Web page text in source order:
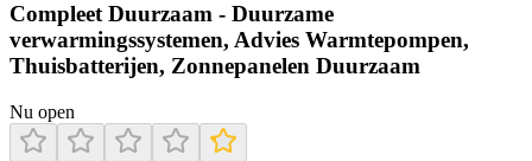
Compleet Duurzaam - Duurzame
verwarmingssystemen, Advies Warmtepompen,
Thuisbatterijen, Zonnepanelen Duurzaam
Nu open